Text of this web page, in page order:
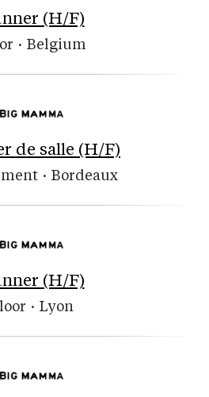
(H/F)
· Belgium
de salle (H/F)
· Bordeaux
(H/F)
· Lyon